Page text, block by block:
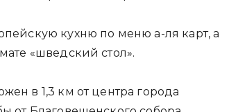
кухню по меню а-ля карт, а
«шведский стол».
в 1,3 км от центра города